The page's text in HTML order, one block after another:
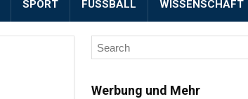
SPORT FUSSBALL WISSENSCHAFT
Werbung und Mehr